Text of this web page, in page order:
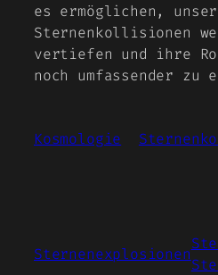
es ermöglichen,
Sternenkollisionen
vertiefen und ihre
noch umfassender zu
Kosmologie
Sternenexplosionen